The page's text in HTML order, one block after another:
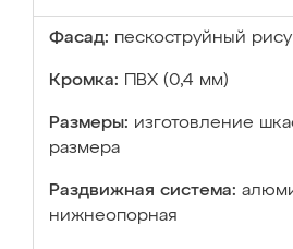
Фасад: пескоструйный
Кромка: ПВХ (0,4 мм)
Размеры: изготовление
размера
Раздвижная система:
нижнеопорная